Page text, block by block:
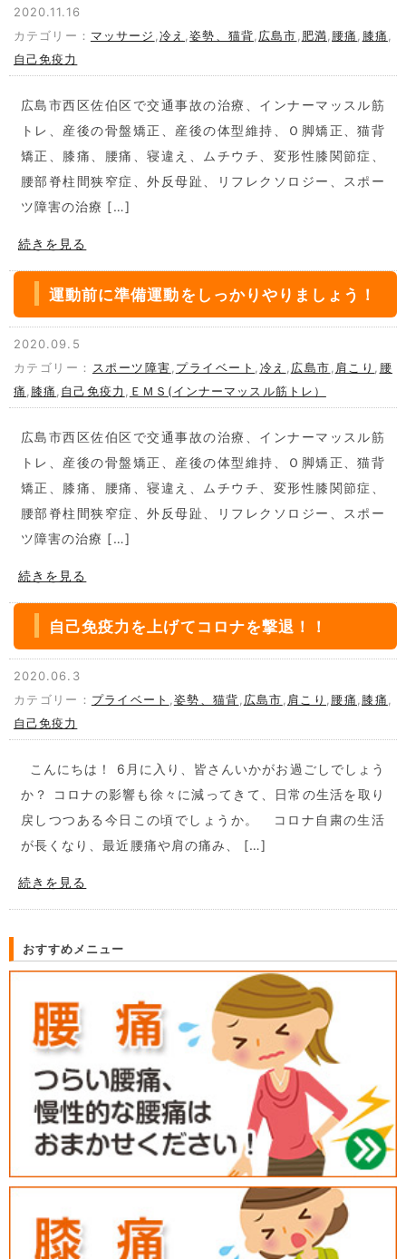
2020.11.16
カテゴリー： マッサージ 冷え ,姿勢、猫背 広島市 肥満 腰痛 膝痛
自己免疫力
広島市西区佐伯区で交通事故の治療、インナーマッスル筋
トレ、産後の骨盤矯正、産後の体型維持、Ｏ脚矯正、猫背
矯正、膝痛、腰痛、寝違え、ムチウチ、変形性膝関節症、
腰部脊柱間狭窄症、外反母趾、リフレクソロジー、スポー
ツ障害の治療 […]
続きを見る
運動前に準備運動をしっかりやりましょう！
2020.09.5
カテゴリー：
スポーツ障害 プライベート 冷え 広島市 肩こり
腰
痛 膝痛 自己免疫力 ＥＭＳ(インナーマッスル筋トレ）
広島市西区佐伯区で交通事故の治療、インナーマッスル筋
トレ、産後の骨盤矯正、産後の体型維持、Ｏ脚矯正、猫背
矯正、膝痛、腰痛、寝違え、ムチウチ、変形性膝関節症、
腰部脊柱間狭窄症、外反母趾、リフレクソロジー、スポー
ツ障害の治療 […]
続きを見る
自己免疫力を上げてコロナを撃退！！
2020.06.3
カテゴリー： プライベート 姿勢、猫背 広島市 肩こり 腰痛 膝痛
自己免疫力
こんにちは！ 6月に入り、皆さんいかがお過ごしでしょう
か？ コロナの影響も徐々に減ってきて、日常の生活を取り
戻しつつある今日この頃でしょうか。 コロナ自粛の生活
が長くなり、最近腰痛や肩の痛み、 […]
続きを見る
おすすめメニュー